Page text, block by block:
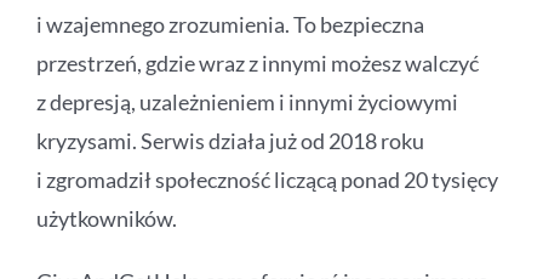
i wzajemnego zrozumienia. To bezpieczna
przestrzeń, gdzie wraz z innymi możesz walczyć
z depresją, uzależnieniem i innymi życiowymi
kryzysami. Serwis działa już od 2018 roku
i zgromadził społeczność liczącą ponad 20 tysięcy
użytkowników.